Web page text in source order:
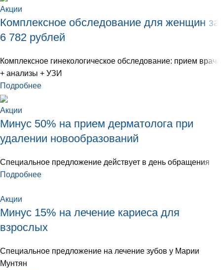
Акции
Комплексное обследование для женщин за
6 782 рублей
Комплексное гинекологическое обследование: прием врача
+ анализы + УЗИ
Подробнее
Акции
Минус 50% на прием дерматолога при
удалении новообразований
Специальное предложение действует в день обращения
Подробнее
Акции
Минус 15% на лечение кариеса для
взрослых
Специальное предложение на лечение зубов у Марии
Мунтян